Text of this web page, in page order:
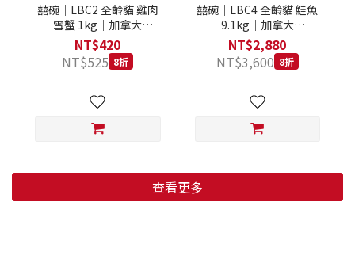
囍碗｜LBC2 全齡貓 雞肉
雪蟹 1kg｜加拿大
Loveabowl 天然無穀糧 1
公斤 成貓 無穀貓飼料
NT$420
NT$525 8折
囍碗｜LBC4 全齡貓 鮭魚
9.1kg｜加拿大
Loveabowl 天然無穀糧
9.1公斤 成貓 無穀貓飼料
NT$2,880
NT$3,600 8折
查看更多